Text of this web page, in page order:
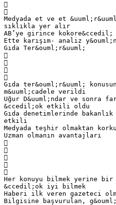


Medyada et ve et
sıklıkla yer alır
AB’ye girince
Ette karışım- analiz
Gıda Ter&ouml;r&uuml;




Gıda ter&ouml;r&uuml;
m&uuml;cadele verildi
Uğur D&uuml;ndar ve sonra
&ccedil;ok etkili oldu
Gıda denetimlerinde bakanlık
etkili
Medyada teşhir olmaktan
Uzman olmanın avantajları





Her konuyu bilmek yerine bir
&ccedil;ok iyi bilmek
Haberi ilk veren gazeteci
Bilgisine başvurulan,